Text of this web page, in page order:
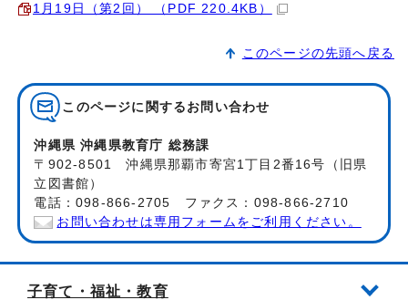
1月19日（第2回） （PDF 220.4KB）
このページの先頭へ戻る
このページに関する お問い合わせ
沖縄県 沖縄県教育庁 総務課
〒902-8501 沖縄県那覇市寄宮1丁目2番16号（旧県
立図書館）
電話：098-866-2705 ファクス：098-866-2710
お問い合わせは専用フォームをご利用ください。
子育て・福祉・教育